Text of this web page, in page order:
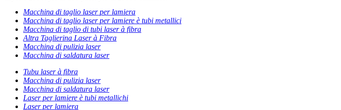
Macchina di taglio laser per lamiera
Macchina di taglio laser per lamiere è tubi metallici
Macchina di taglio di tubi laser à fibra
Altra Taglierina Laser à Fibra
Macchina di pulizia laser
Macchina di saldatura laser
Tubu laser à fibra
Macchina di pulizia laser
Macchina di saldatura laser
Laser per lamiere è tubi metallichi
Laser per lamiera